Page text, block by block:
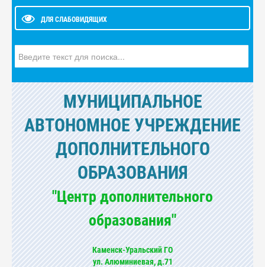
ДЛЯ СЛАБОВИДЯЩИХ
МУНИЦИПАЛЬНОЕ
АВТОНОМНОЕ УЧРЕЖДЕНИЕ
ДОПОЛНИТЕЛЬНОГО
ОБРАЗОВАНИЯ
"Центр дополнительного
образования"
Каменск-Уральский ГО
ул. Алюминиевая, д.71